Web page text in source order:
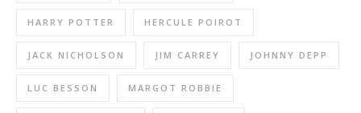
HARRY POTTER HERCULE POIROT
JACK NICHOLSON JIM CARREY JOHNNY DEPP
LUC BESSON MARGOT ROBBIE